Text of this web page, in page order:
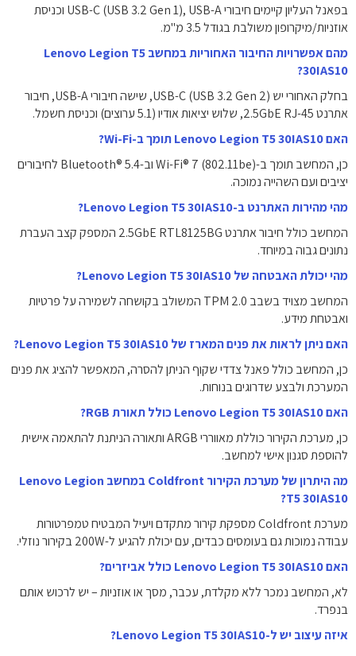
בפאנל העליון קיימים חיבורי USB-C (USB 3.2 Gen 1), USB-A וכניסת
אוזניות/מיקרופון משולבת בגודל 3.5 מ"מ.
מהם אפשרויות החיבור האחוריות במחשב Lenovo Legion T5
30IAS10?
בחלק האחורי יש USB-C (USB 3.2 Gen 2), שישה חיבורי USB-A, חיבור
אתרנט 2.5GbE RJ-45, שלוש יציאות אודיו (5.1 ערוצים) וכניסת חשמל.
האם Lenovo Legion T5 30IAS10 תומך ב-Wi-Fi?
כן, המחשב תומך ב-Wi-Fi® 7 (802.11be) וב-Bluetooth® 5.4 לחיבורים
יציבים ועם השהייה נמוכה.
מהי מהירות האתרנט ב-Lenovo Legion T5 30IAS10?
המחשב כולל חיבור אתרנט 2.5GbE RTL8125BG המספק קצב העברת
נתונים גבוה במיוחד.
מהי יכולת האבטחה של Lenovo Legion T5 30IAS10?
המחשב מצויד בשבב TPM 2.0 המשולב בקושחה לשמירה על פרטיות
ואבטחת מידע.
האם ניתן לראות את פנים המארז של Lenovo Legion T5 30IAS10?
כן, המחשב כולל פאנל צדדי שקוף הניתן להסרה, המאפשר להציג את פנים
המערכת ולבצע שדרוגים בנוחות.
האם Lenovo Legion T5 30IAS10 כולל תאורת RGB?
כן, מערכת הקירור כוללת מאווררי ARGB ותאורה הניתנת להתאמה אישית
להוספת סגנון אישי למחשב.
מה היתרון של מערכת הקירור Coldfront במחשב Lenovo Legion
T5 30IAS10?
מערכת Coldfront מספקת קירור מתקדם ויעיל המבטיח טמפרטורות
עבודה נמוכות גם בעומסים כבדים, עם יכולת להגיע ל-200W בקירור נוזלי.
האם Lenovo Legion T5 30IAS10 כולל אביזרים?
לא, המחשב נמכר ללא מקלדת, עכבר, מסך או אוזניות – יש לרכוש אותם
בנפרד.
איזה עיצוב יש ל-Lenovo Legion T5 30IAS10?